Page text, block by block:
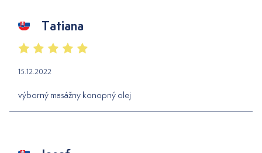
Tatiana
15.12.2022
výborný masážny konopný olej